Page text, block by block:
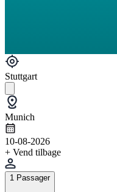
Stuttgart
Munich
10-08-2026
+ Vend tilbage
1 Passager